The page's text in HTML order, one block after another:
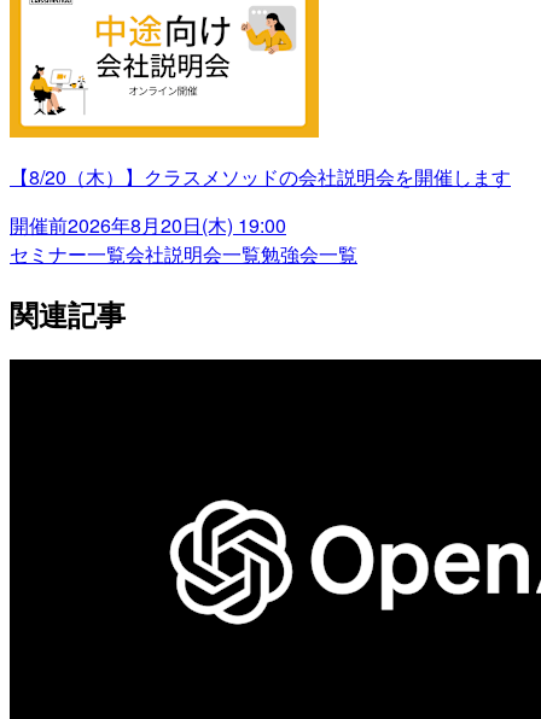
【8/20（木）】クラスメソッドの会社説明会を開催します
開催前2026年8月20日(木) 19:00
セミナー一覧会社説明会一覧勉強会一覧
関連記事